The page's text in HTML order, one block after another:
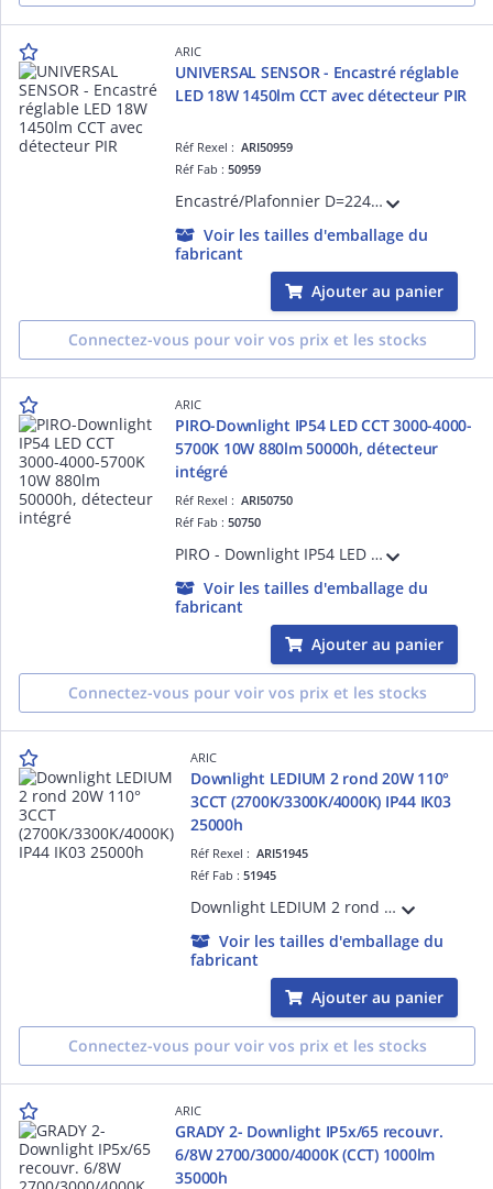
ARIC
UNIVERSAL SENSOR - Encastré réglable
LED 18W 1450lm CCT avec détecteur PIR
Réf Rexel :ARI50959
Réf Fab :50959
Encastré/Plafonnier D=224mm, encastrement réglable ou installation saillie, extra-plat, alim. intégrée. LED 110° 18W 30000h 1450lm, température de couleur réglable (CCT 3000/4000/6000K). Variable (coupure de phase). Avec détecteur PIR.
Voir les tailles d'emballage du
fabricant
Ajouter au panier
Connectez-vous pour voir vos prix et les stocks
ARIC
PIRO-Downlight IP54 LED CCT 3000-4000-
5700K 10W 880lm 50000h, détecteur
intégré
Réf Rexel :ARI50750
Réf Fab :50750
PIRO - Downlight IP54 LED CCT 3000-4000-5700K 10W 880lm 50000h, détecteur intégré
Voir les tailles d'emballage du
fabricant
Ajouter au panier
Connectez-vous pour voir vos prix et les stocks
ARIC
Downlight LEDIUM 2 rond 20W 110°
3CCT (2700K/3300K/4000K) IP44 IK03
25000h
Réf Rexel : ARI51945
Réf Fab : 51945
Downlight LEDIUM 2 rond 20W 110° 3CCT (2700K/3300K/4000K) IP44 IK03 25000h, corps alu blanc avec driver intégré et bornier repiquable sans outil
Voir les tailles d'emballage du
fabricant
Ajouter au panier
Connectez-vous pour voir vos prix et les stocks
ARIC
GRADY 2- Downlight IP5x/65 recouvr.
6/8W 2700/3000/4000K (CCT) 1000lm
35000h